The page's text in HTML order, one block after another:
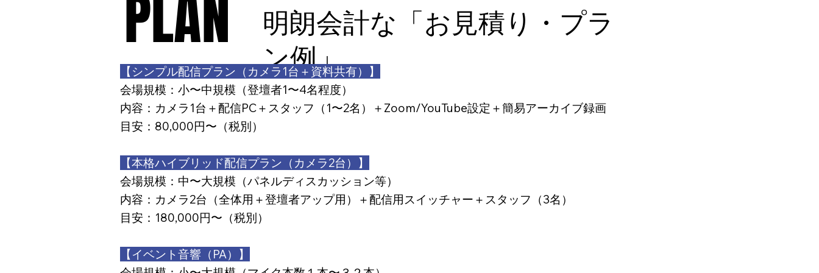
PLAN
PLAN
明朗会計な「お見積り・プラ
ン例」
【シンプル配信プラン（カメラ1台＋資料共有）】
会場規模：小〜中規模（登壇者1〜4名程度）
内容：カメラ1台＋配信PC＋スタッフ（1〜2名）＋Zoom/YouTube設定＋簡易アーカイブ録画
目安：80,000円〜（税別）
【本格ハイブリッド配信プラン（カメラ2台）】
会場規模：中〜大規模（パネルディスカッション等）
内容：カメラ2台（全体用＋登壇者アップ用）＋配信用スイッチャー＋スタッフ（3名）
目安：180,000円〜（税別）
【イベント音響（PA）】